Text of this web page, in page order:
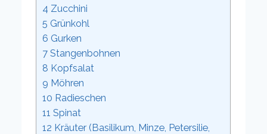
4 Zucchini
5 Grünkohl
6 Gurken
7 Stangenbohnen
8 Kopfsalat
9 Möhren
10 Radieschen
11 Spinat
12 Kräuter (Basilikum, Minze, Petersilie,